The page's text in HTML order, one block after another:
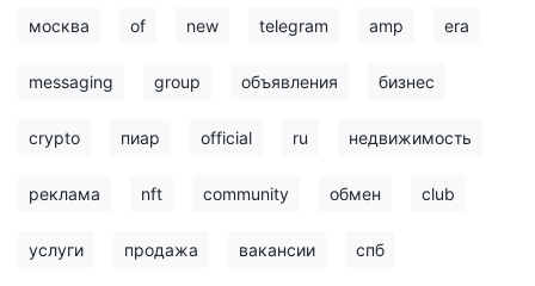
москва of new telegram amp era
messaging group объявления бизнес
crypto пиар official ru недвижимость
реклама nft community обмен club
услуги продажа вакансии спб